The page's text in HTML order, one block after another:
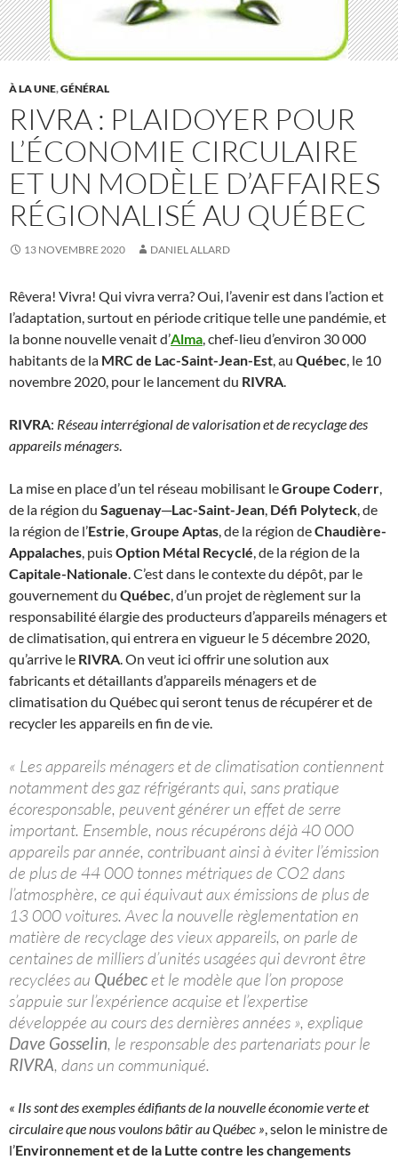
À LA UNE,GÉNÉRAL
RIVRA : PLAIDOYER POUR
L’ÉCONOMIE CIRCULAIRE
ET UN MODÈLE D’AFFAIRES
RÉGIONALISÉ AU QUÉBEC
13 NOVEMBRE 2020 DANIEL ALLARD
Rêvera! Vivra! Qui vivra verra? Oui, l’avenir est dans l’action et
l’adaptation, surtout en période critique telle une pandémie, et
la bonne nouvelle venait d’Alma, chef-lieu d’environ 30 000
habitants de la MRC de Lac-Saint-Jean-Est, au Québec, le 10
novembre 2020, pour le lancement du RIVRA.
RIVRA: Réseau interrégional de valorisation et de recyclage des
appareils ménagers.
La mise en place d’un tel réseau mobilisant leGroupe Coderr,
de la région du Saguenay─Lac-Saint-Jean, Défi Polyteck, de
la région de l’Estrie,Groupe Aptas, de la région deChaudière-
Appalaches, puisOption Métal Recyclé, de la région de la
Capitale-Nationale. C’est dans le contexte du dépôt, par le
gouvernement du Québec, d’un projet de règlement sur la
responsabilité élargie des producteurs d’appareils ménagers et
de climatisation, qui entrera en vigueur le 5 décembre 2020,
qu’arrive le RIVRA. On veut ici offrir une solution aux
fabricants et détaillants d’appareils ménagers et de
climatisation du Québec qui seront tenus de récupérer et de
recycler les appareils en fin de vie.
« Les appareils ménagers et de climatisation contiennent
notamment des gaz réfrigérants qui, sans pratique
écoresponsable, peuvent générer un effet de serre
important. Ensemble, nous récupérons déjà 40 000
appareils par année, contribuant ainsi à éviter l’émission
de plus de 44 000 tonnes métriques de CO2 dans
l’atmosphère, ce qui équivaut aux émissions de plus de
13 000 voitures. Avec la nouvelle règlementation en
matière de recyclage des vieux appareils, on parle de
centaines de milliers d’unités usagées qui devront être
recyclées au Québecet le modèle que l’on propose
s’appuie sur l’expérience acquise et l’expertise
développée au cours des dernières années », explique
Dave Gosselin, le responsable des partenariats pour le
RIVRA, dans un communiqué.
« Ils sont des exemples édifiants de la nouvelle économie verte et
circulaire que nous voulons bâtir au Québec », selon le ministre de
l’Environnement et de la Lutte contre les changements